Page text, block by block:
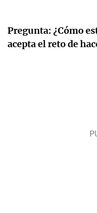
Pregunta: ¿Cómo
acepta el reto de